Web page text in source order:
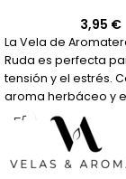
3,95 €
La Vela de
Ruda es perfecta
tensión y el estrés.
aroma herbáceo y
te ayudará a
concentración y